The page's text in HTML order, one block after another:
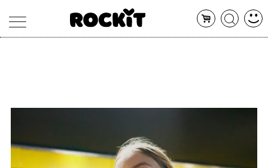
CONCERTI
RADIO